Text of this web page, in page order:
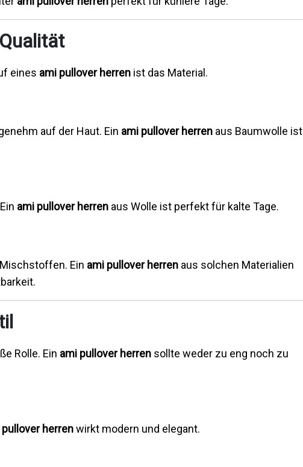
eines ami pullover herren ist das Material.
auf der Haut. Ein ami pullover herren aus Baumwolle ist
ami pullover herren aus Wolle ist perfekt für kalte Tage.
Ein ami pullover herren aus solchen Materialien
Rolle. Ein ami pullover herren sollte weder zu eng noch zu
pullover herrenwirkt modern und elegant.